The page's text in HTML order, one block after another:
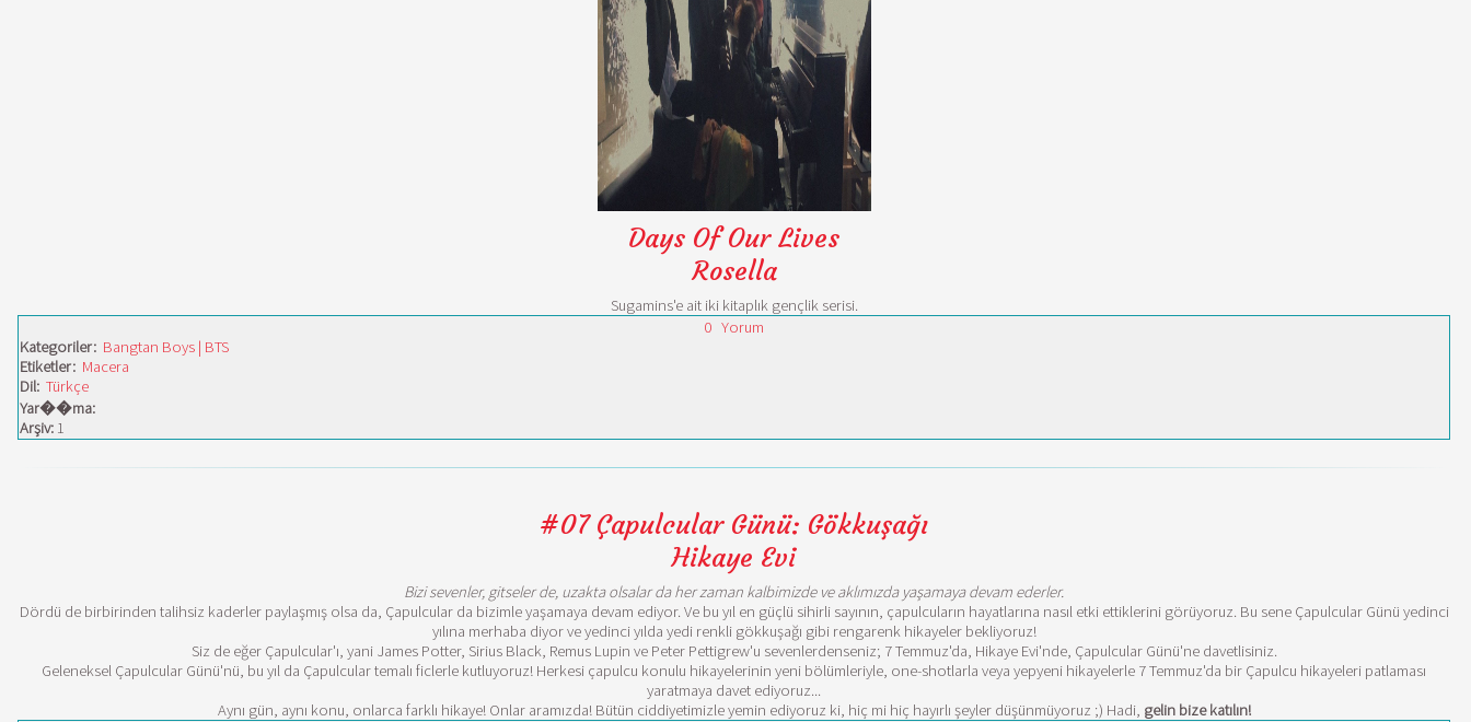
Days Of Our Lives
Rosella
Sugamins'e ait iki kitaplık gençlik serisi.
0 Yorum
Kategoriler: Bangtan Boys | BTS
Etiketler: Macera
Dil: Türkçe
Yar��ma:
Arşiv: 1
#07 Çapulcular Günü: Gökkuşağı
Hikaye Evi
Bizi sevenler, gitseler de, uzakta olsalar da her zaman kalbimizde ve aklımızda yaşamaya devam ederler.
Dördü de birbirinden talihsiz kaderler paylaşmış olsa da, Çapulcular da bizimle yaşamaya devam ediyor. Ve bu yıl en güçlü sihirli sayının, çapulcuların hayatlarına nasıl etki ettiklerini görüyoruz. Bu sene Çapulcular Günü yedinci
yılına merhaba diyor ve yedinci yılda yedi renkli gökkuşağı gibi rengarenk hikayeler bekliyoruz!
Siz de eğer Çapulcular'ı, yani James Potter, Sirius Black, Remus Lupin ve Peter Pettigrew'u sevenlerdenseniz; 7 Temmuz'da, Hikaye Evi'nde, Çapulcular Günü'ne davetlisiniz.
Geleneksel Çapulcular Günü'nü, bu yıl da Çapulcular temalı ficlerle kutluyoruz! Herkesi çapulcu konulu hikayelerinin yeni bölümleriyle, one-shotlarla veya yepyeni hikayelerle 7 Temmuz'da bir Çapulcu hikayeleri patlaması
yaratmaya davet ediyoruz...
Aynı gün, aynı konu, onlarca farklı hikaye! Onlar aramızda! Bütün ciddiyetimizle yemin ediyoruz ki, hiç mi hiç hayırlı şeyler düşünmüyoruz ;) Hadi, gelin bize katılın!